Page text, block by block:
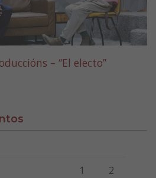
– “El electo”
Viernes Sábado
1 2